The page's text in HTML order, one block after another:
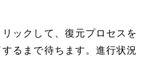
リックして、復元プロセスを
るまで待ちます。進行状況